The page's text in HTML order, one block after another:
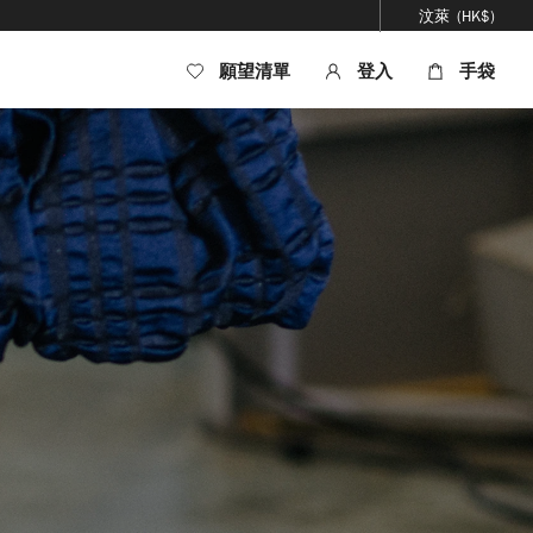
汶萊 (HK$)
願望清單 登入 手袋